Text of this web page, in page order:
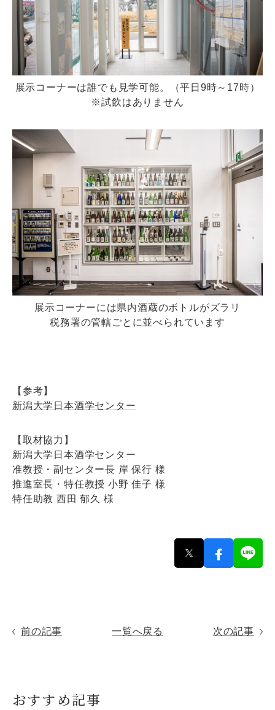
展示コーナーは誰でも見学可能。（平日9時～17時）
※試飲はありません
展示コーナーには県内酒蔵のボトルがズラリ
税務署の管轄ごとに並べられています
【参考】
新潟大学日本酒学センター
【取材協力】
新潟大学日本酒学センター
准教授・副センター長 岸 保行 様
推進室長・特任教授 小野 佳子 様
特任助教 西田 郁久 様
前の記事 一覧へ戻る 次の記事
おすすめ記事